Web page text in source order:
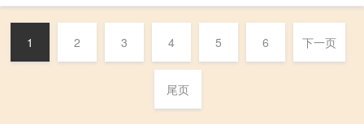
1 2 3 4 5 6 下一页
尾页